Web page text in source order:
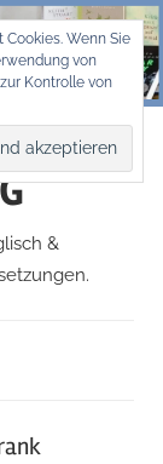
&
Wenn Sie
von
Kontrolle von